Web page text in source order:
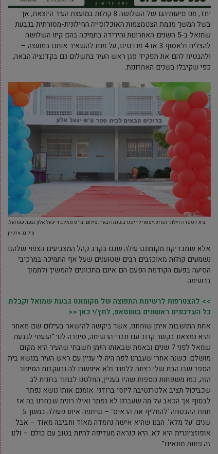
יחד, מנו סיעותיהם של השלושה 8 קולות במועצת העיר היוצאת, אך
בשל המשך מגמת הצטמצמות האוכלוסייה החילונית-מסורתית בגבעת
שמואל ב-5 השנים האחרונות והירידה בתמיכה בהם קיוו השלושה
להצליח ולאסוף 3 או 4 מנדטים, על מנת להשאיר אותם במועצה –
ולהבטיח להם את תפקיד סגן ראש העיר בתשלום גם בקדנציה הבאה,
כפי שקיבלו בשנים האחרונות.
בית הספר החילוני המרכזי צפוי להיסגר בשנה הבאה. צילום. בי”ס ממלכתי יגאל אלון גבעת שמואל.
צילום: ארכיון
אלא שמבדיקת מקומונט עולה שגם בקרב קהל המצביעים הצפוי שלהם
נשמעים קולות מאוכזבים רבים שטוענים שעל אף התמיכה במרכיבי
הסיעה בפעם הקודמת הפעם הם אינם מתכוונים להמשיך ולתמוך
ברשימה.
>> להצטרפות לרשימת התפוצה של מקומונט גבעת שמואל וקבלת
כל העדכונים ראשונים בווטסאפ, לחץ/י כאן <<
אחת התושבות איתן שוחחנו, אשר ביקשה להישאר בעילום שם מאחר
והיא נמצאת בקשר קרוב עם חברי הרשימה, סיפרה לנו: “הגעתי לגבעת
שמאל לפני 7 שנים ובאמת שבאותו הזמן חשבתי שהעיר היא מקום
מושלם. כשנה אחרי שעברנו לפה היה לי עניין עם ראש העיר בנושא בית
הספר שבו הבת שלי רצתה ללמוד ולא איפשרו לה ובעקבות הסיפור
הזה, כמו משפחות נוספות שהיו בעניין, החלטנו לבחור ברונית לב
שכביכול תציב אלטרנטיבה ליוסי ברודני. אומנם אותו נושא נפתר
לבסוף אך הכאב על מה שעברנו לא נפתר ואילו רונית שבחרנו בה אז
תחת ההבטחה ‘להחליף את הראיס’ – שיתפה איתו פעולה במשך 5
שנים ‘על מלא’. הבנו שהיא אישה נחמדה מאוד וחביבה מאוד – אבל
אופוזציונרית היא לא. היא כנראה מעדיפה להיות בטוב עם כולם – ולנו
זה פחות מתאים”.